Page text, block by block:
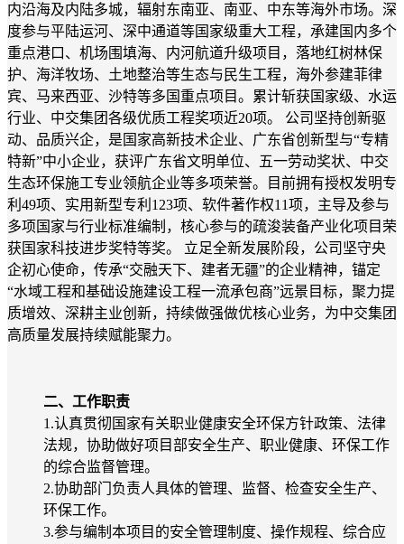
内沿海及内陆多城，辐射东南亚、南亚、中东等海外市场。深
度参与平陆运河、深中通道等国家级重大工程，承建国内多个
重点港口、机场围填海、内河航道升级项目，落地红树林保
护、海洋牧场、土地整治等生态与民生工程，海外参建菲律
宾、马来西亚、沙特等多国重点项目。累计斩获国家级、水运
行业、中交集团各级优质工程奖项近20项。 公司坚持创新驱
动、品质兴企，是国家高新技术企业、广东省创新型与“专精
特新”中小企业，获评广东省文明单位、五一劳动奖状、中交
生态环保施工专业领航企业等多项荣誉。目前拥有授权发明专
利49项、实用新型专利123项、软件著作权11项，主导及参与
多项国家与行业标准编制，核心参与的疏浚装备产业化项目荣
获国家科技进步奖特等奖。 立足全新发展阶段，公司坚守央
企初心使命，传承“交融天下、建者无疆”的企业精神，锚定
“水域工程和基础设施建设工程一流承包商”远景目标，聚力提
质增效、深耕主业创新，持续做强做优核心业务，为中交集团
高质量发展持续赋能聚力。
二、工作职责
1.认真贯彻国家有关职业健康安全环保方针政策、法律
法规，协助做好项目部安全生产、职业健康、环保工作
的综合监督管理。
2.协助部门负责人具体的管理、监督、检查安全生产、
环保工作。
3.参与编制本项目的安全管理制度、操作规程、综合应